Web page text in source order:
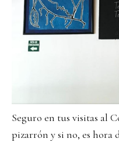
Seguro en tus visitas al
pizarrón y si no, es hora